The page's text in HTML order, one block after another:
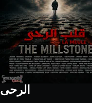
الرحى